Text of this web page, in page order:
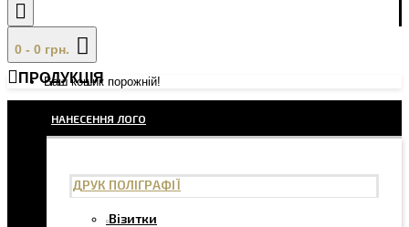
0 - 0 грн.
Ваш кошик порожній!
ПРОДУКЦІЯ
НАНЕСЕННЯ ЛОГО
ДРУК ПОЛІГРАФІЇ
Візитки